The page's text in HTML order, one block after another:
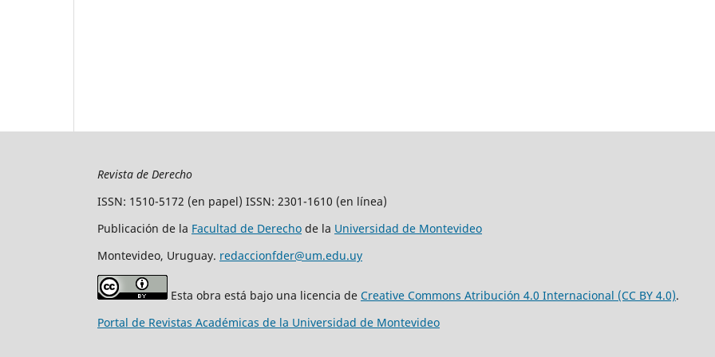
Revista de Derecho
ISSN: 1510-5172 (en papel) ISSN: 2301-1610 (en línea)
Publicación de la Facultad de Derecho de la Universidad de Montevideo
Montevideo, Uruguay. redaccionfder@um.edu.uy
Esta obra está bajo una licencia de Creative Commons Atribución 4.0 Internacional (CC BY 4.0).
Portal de Revistas Académicas de la Universidad de Montevideo